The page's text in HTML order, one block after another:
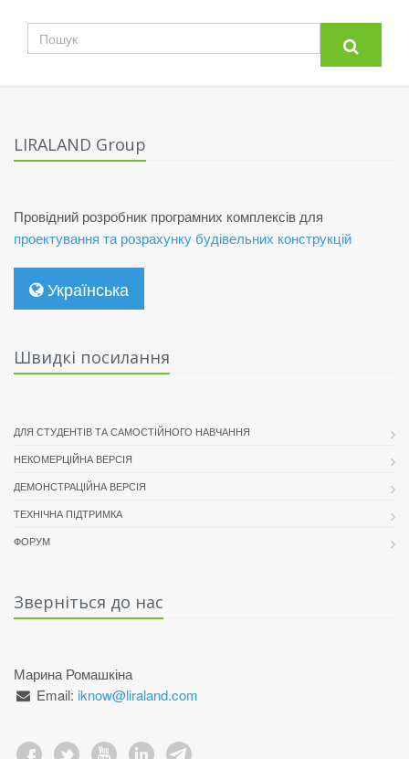
LIRALAND Group
Провідний розробник програмних комплексів для
проектування та розрахунку будівельних конструкцій
Українська
Швидкі посилання
ДЛЯ СТУДЕНТІВ ТА САМОСТІЙНОГО НАВЧАННЯ
НЕКОМЕРЦІЙНА ВЕРСІЯ
ДЕМОНСТРАЦІЙНА ВЕРСІЯ
ТЕХНІЧНА ПІДТРИМКА
ФОРУМ
Зверніться до нас
Марина Ромашкіна
Email: iknow@liraland.com